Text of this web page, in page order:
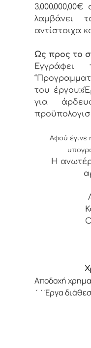
λαμβάνει
αντίστοιχα
Ως προς το
Εγγράφει
του
για
Αφού έγινε
Η
Αποδοχή
΄΄Έργα